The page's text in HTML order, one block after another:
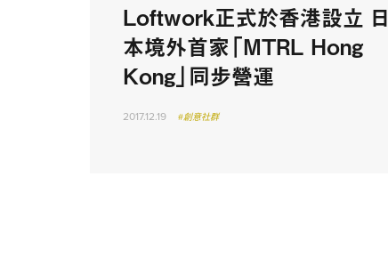
Loftwork正式於香港設立 日
本境外首家「MTRL Hong
Kong」同步營運
2017.12.19 #創意社群